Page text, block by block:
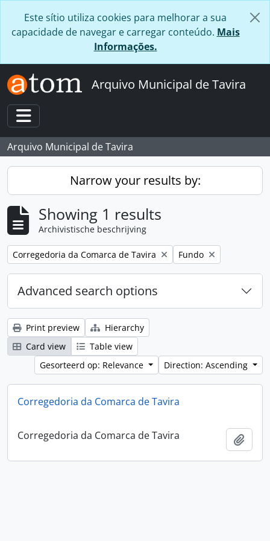
Este sítio utiliza cookies para melhorar a sua
capacidade de navegar e carregar conteúdo. Mais
Informações.
Arquivo Municipal de Tavira
Toggle navigation
Arquivo Municipal de Tavira
Narrow your results by:
Showing 1 results
Archivistische beschrijving
Remove filter:
Corregedoria da Comarca de Tavira Remove filter:
Fundo
Advanced search options
Print preview
Hierarchy
Card view
Table view
Gesorteerd op: Relevance
Direction: Ascending
Corregedoria da Comarca de Tavira
Corregedoria da Comarca de Tavira